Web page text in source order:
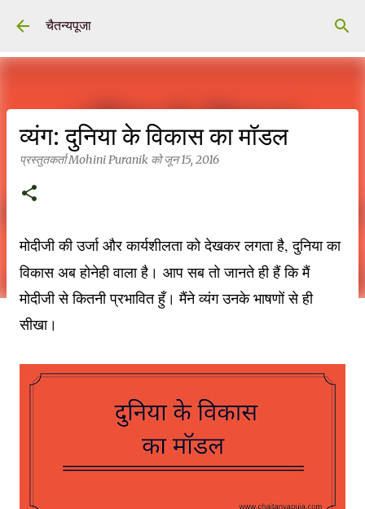
चैतन्यपूजा
व्यंग: दुनिया के विकास का मॉडल
प्रस्तुतकर्ताMohini Puranik कोजून 15, 2016
मोदीजी की उर्जा और कार्यशीलता को देखकर लगता है, दुनिया का
विकास अब होनेही वाला है । आप सब तो जानते ही हैं कि मैं
मोदीजी से कितनी प्रभावित हुँ। मैंने व्यंग उनके भाषणों से ही
सीखा।